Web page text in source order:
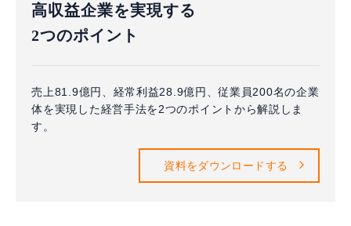
高収益企業を実現する
2つのポイント
売上81.9億円、経常利益28.9億円、従業員200名の企業
体を実現した経営手法を2つのポイントから解説しま
す。
資料をダウンロードする